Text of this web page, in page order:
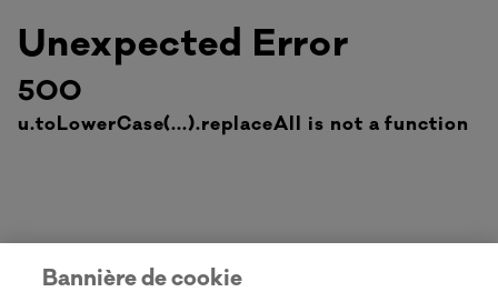
Unexpected Error
500
u.toLowerCase(...).replaceAll is not a function
Bannière de cookie